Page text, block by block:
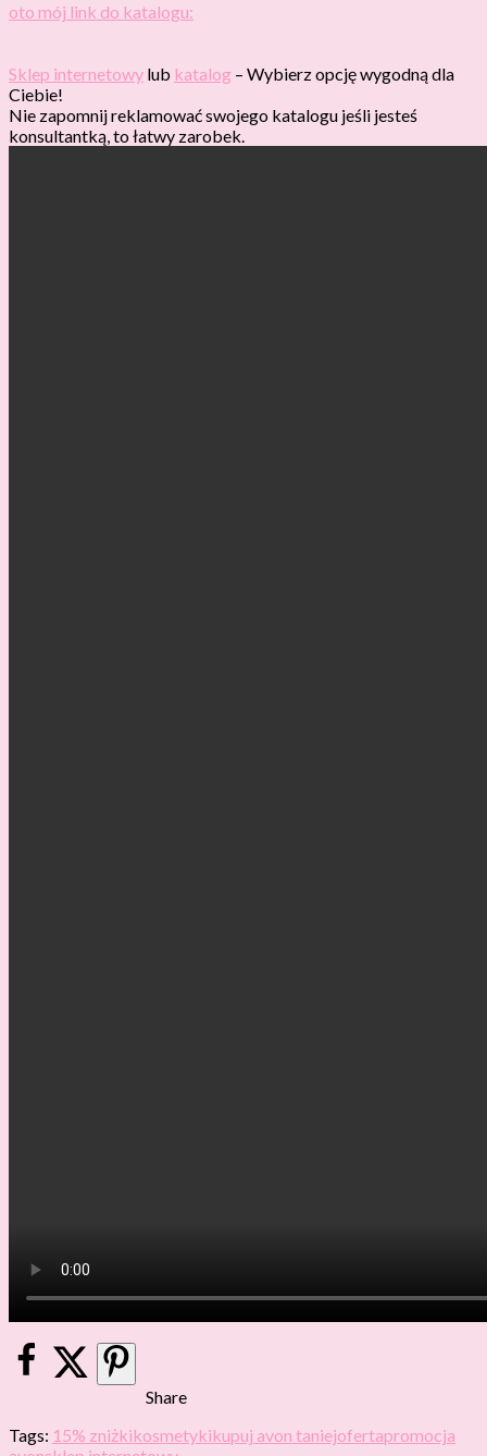
oto mój link do katalogu:
Sklep internetowy lub katalog – Wybierz opcję wygodną dla
Ciebie!
Nie zapomnij reklamować swojego katalogu jeśli jesteś
konsultantką, to łatwy zarobek.
Share
Tags: 15% zniżkikosmetykikupuj avon taniejofertapromocja